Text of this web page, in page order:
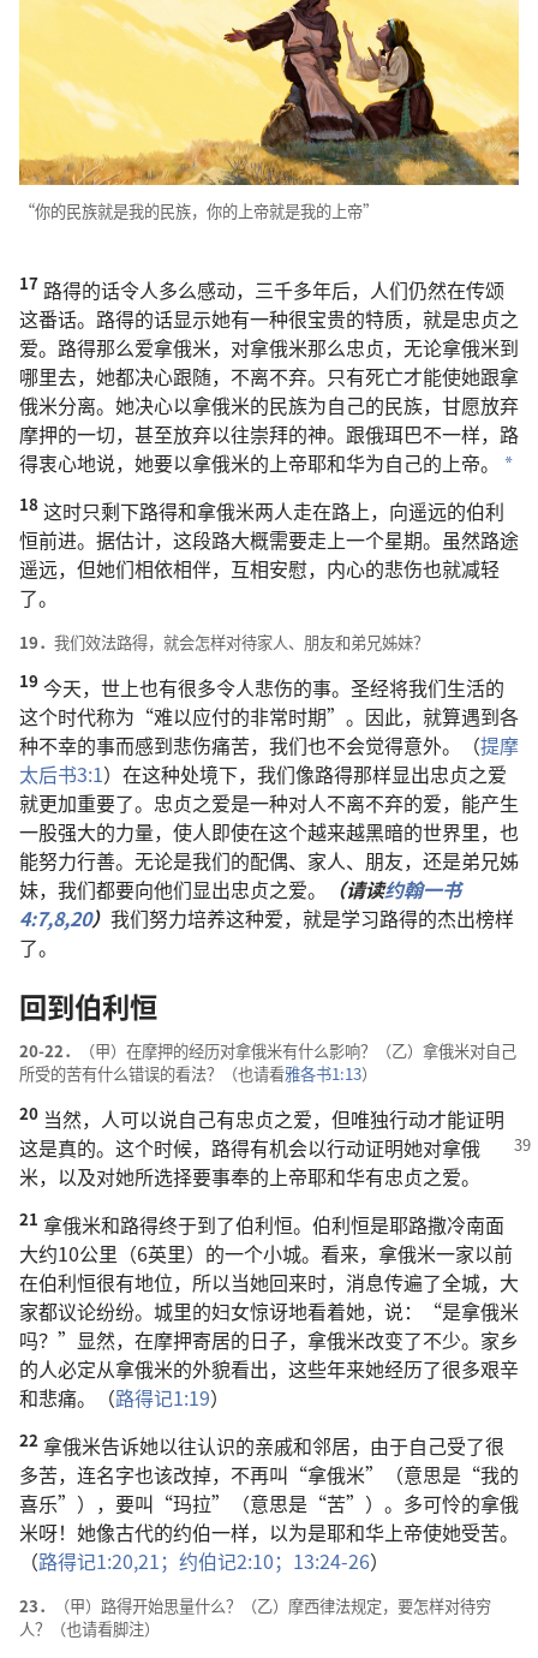
“你的民族就是我的民族，你的上帝就是我的上帝”
17 路得的话令人多么感动，三千多年后，人们仍然在传颂
这番话。路得的话显示她有一种很宝贵的特质，就是忠贞之
爱。路得那么爱拿俄米，对拿俄米那么忠贞，无论拿俄米到
哪里去，她都决心跟随，不离不弃。只有死亡才能使她跟拿
俄米分离。她决心以拿俄米的民族为自己的民族，甘愿放弃
摩押的一切，甚至放弃以往崇拜的神。跟俄珥巴不一样，路
得衷心地说，她要以拿俄米的上帝耶和华为自己的上帝。
a
18 这时只剩下路得和拿俄米两人走在路上，向遥远的伯利
恒前进。据估计，这段路大概需要走上一个星期。虽然路途
遥远，但她们相依相伴，互相安慰，内心的悲伤也就减轻
了。
19． 我们效法路得，就会怎样对待家人、朋友和弟兄姊妹？
19 今天，世上也有很多令人悲伤的事。圣经将我们生活的
这个时代称为“难以应付的非常时期”。因此，就算遇到各
种不幸的事而感到悲伤痛苦，我们也不会觉得意外。（提摩
太后书3:1）在这种处境下，我们像路得那样显出忠贞之爱
就更加重要了。忠贞之爱是一种对人不离不弃的爱，能产生
一股强大的力量，使人即使在这个越来越黑暗的世界里，也
能努力行善。无论是我们的配偶、家人、朋友，还是弟兄姊
妹，我们都要向他们显出忠贞之爱。
（请读约翰一书
4:7,8,20） 我们努力培养这种爱，就是学习路得的杰出榜样
了。
回到伯利恒
20-22．
（甲）在摩押的经历对拿俄米有什么影响？（乙）拿俄米对自己
所受的苦有什么错误的看法？（也请看雅各书1:13）
20 当然，人可以说自己有忠贞之爱，但唯独行动才能证明
这是真的。这个时候，路得有机会以行动证明她对拿俄
米，以及对她所选择要事奉的上帝耶和华有忠贞之爱。
21 拿俄米和路得终于到了伯利恒。伯利恒是耶路撒冷南面
大约10公里（6英里）的一个小城。看来，拿俄米一家以前
在伯利恒很有地位，所以当她回来时，消息传遍了全城，大
家都议论纷纷。城里的妇女惊讶地看着她，说：“是拿俄米
吗？”显然，在摩押寄居的日子，拿俄米改变了不少。家乡
的人必定从拿俄米的外貌看出，这些年来她经历了很多艰辛
和悲痛。（路得记1:19）
22 拿俄米告诉她以往认识的亲戚和邻居，由于自己受了很
多苦，连名字也该改掉，不再叫“拿俄米”（意思是“我的
喜乐”），要叫“玛拉”（意思是“苦”）。多可怜的拿俄
米呀！她像古代的约伯一样，以为是耶和华上帝使她受苦。
（路得记1:20,21； 约伯记2:10； 13:24-26）
23．
（甲）路得开始思量什么？（乙）摩西律法规定，要怎样对待穷
人？（也请看脚注）